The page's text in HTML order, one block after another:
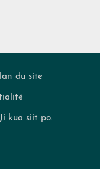
du site
Ji kua siit po.